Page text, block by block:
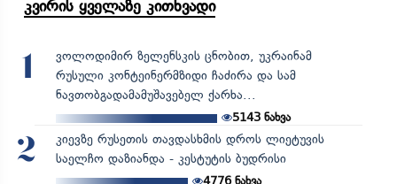
კვირის ყველაზე კითხვადი
1
ვოლოდიმირ ზელენსკის ცნობით, უკრაინამ
რუსული კონტეინერმზიდი ჩაძირა და სამ
ნავთობგადამამუშავებელ ქარხა...
5143 ნახვა
2
კიევზე რუსეთის თავდასხმის დროს ლიეტუვის
საელჩო დაზიანდა - კესტუტის ბუდრისი
4776ნახვა